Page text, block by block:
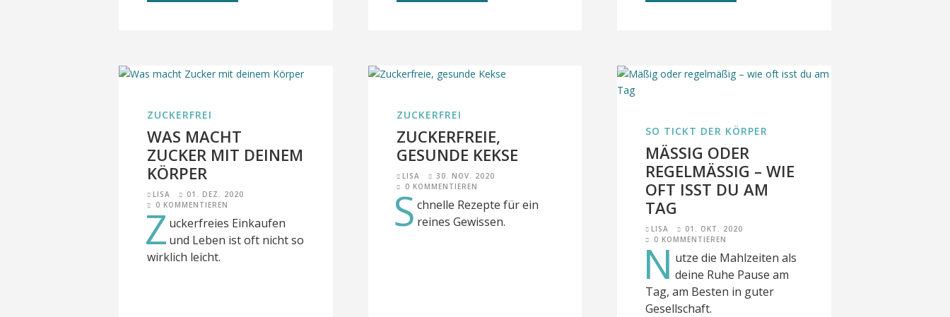
ZUCKERFREI
WAS MACHT
ZUCKER MIT DEINEM
KÖRPER
LISA
01. DEZ. 2020
0 KOMMENTIEREN
Z uckerfreies Einkaufen
und Leben ist oft nicht so
wirklich leicht.
ZUCKERFREI
ZUCKERFREIE,
GESUNDE KEKSE
LISA
30. NOV. 2020
0 KOMMENTIEREN
S chnelle Rezepte für ein
reines Gewissen.
SO TICKT DER KÖRPER
MÄSSIG ODER R
EGELMÄSSIG – WIE OF
T ISST DU AM TA
G
LISA
01. OKT. 2020
0 KOMMENTIEREN
N utze die Mahlzeiten als
deine Ruhe Pause am
Tag, am Besten in guter
Gesellschaft.